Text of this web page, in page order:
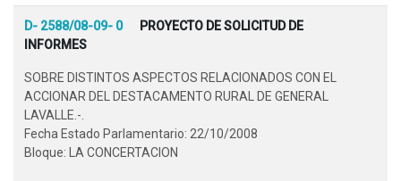
D- 2588/08-09- 0
PROYECTO DE SOLICITUD DE
INFORMES
SOBRE DISTINTOS ASPECTOS RELACIONADOS CON EL
ACCIONAR DEL DESTACAMENTO RURAL DE GENERAL
LAVALLE.-.
Fecha Estado Parlamentario: 22/10/2008
Bloque: LA CONCERTACION